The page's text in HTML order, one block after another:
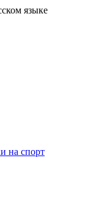
языке
на спорт